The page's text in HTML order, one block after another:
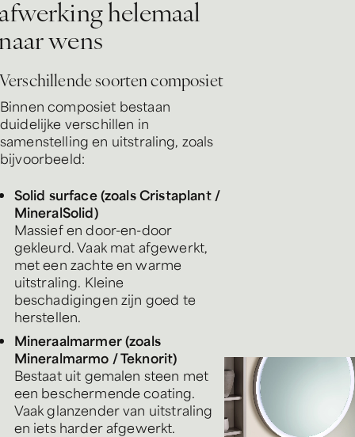
fwerkinghelemaal
aarwens
soorten composiet
Binnen composiet bestaan
duidelijke verschillen in
samenstelling en uitstraling, zoals
bijvoorbeeld:
Solid surface (zoals Cristaplant /
MineralSolid)
Massief en door-en-door
gekleurd. Vaak mat afgewerkt,
met een zachte en warme
uitstraling. Kleine
beschadigingen zijn goed te
herstellen.
Mineraalmarmer (zoals
Mineralmarmo / Teknorit)
Bestaat uit gemalen steen met
een beschermende coating.
Vaak glanzender van uitstraling
en iets harder afgewerkt.